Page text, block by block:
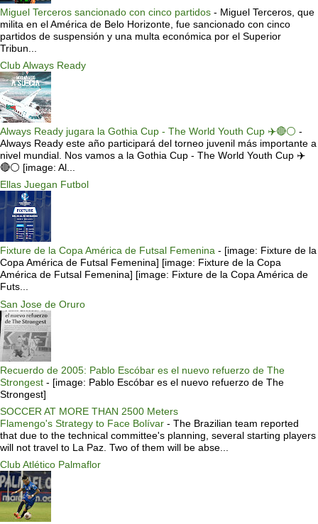
Miguel Terceros sancionado con cinco partidos - Miguel Terceros, que
milita en el América de Belo Horizonte, fue sancionado con cinco
partidos de suspensión y una multa económica por el Superior
Tribun...
Club Always Ready
Always Ready jugara la Gothia Cup - The World Youth Cup ✈️🔴⚪️ -
Always Ready este año participará del torneo juvenil más importante a
nivel mundial. Nos vamos a la Gothia Cup - The World Youth Cup ✈️
🔴⚪️ [image: Al...
Ellas Juegan Futbol
Fixture de la Copa América de Futsal Femenina - [image: Fixture de la
Copa América de Futsal Femenina] [image: Fixture de la Copa
América de Futsal Femenina] [image: Fixture de la Copa América de
Futs...
San Jose de Oruro
Recuerdo de 2005: Pablo Escóbar es el nuevo refuerzo de The
Strongest - [image: Pablo Escóbar es el nuevo refuerzo de The
Strongest]
SOCCER AT MORE THAN 2500 Meters
Flamengo's Strategy to Face Bolívar - The Brazilian team reported
that due to the technical committee's planning, several starting players
will not travel to La Paz. Two of them will be abse...
Club Atlético Palmaflor